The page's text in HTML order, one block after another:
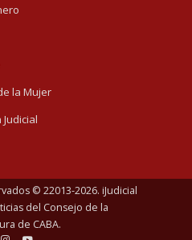
la Mujer
© 22013-2026. iJudicial
del Consejo de la
de CABA.